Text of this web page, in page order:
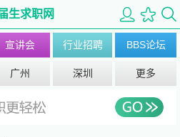
生求职网
宣讲会 行业招聘 BBS论坛
广州 深圳 更多